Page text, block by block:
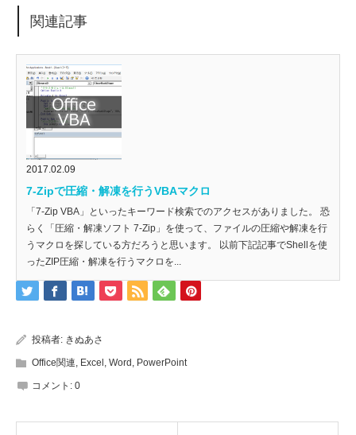
関連記事
2017.02.09
7-Zipで圧縮・解凍を行うVBAマクロ
「7-Zip VBA」といったキーワード検索でのアクセスがありました。 恐
らく「圧縮・解凍ソフト 7-Zip」を使って、ファイルの圧縮や解凍を行
うマクロを探している方だろうと思います。 以前下記記事でShellを使
ったZIP圧縮・解凍を行うマクロを...
投稿者: きぬあさ
Office関連 Excel Word PowerPoint
コメント: 0